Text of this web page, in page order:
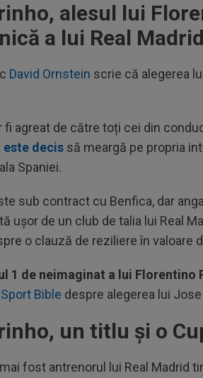
alesul lui
a lui Real Madrid
David Ornstein scrie că alegerea
fi agreat de către toți cei din
este decis să meargă pe propria
Spaniei.
sub contract cu Benfica, dar
ușor de un club de talia lui Real
o clauză de reziliere în valoare
1 de neimaginat a lui Florentino
Sport Bible despre alegerea lui
un titlu și o
fost antrenorul lui Real Madrid